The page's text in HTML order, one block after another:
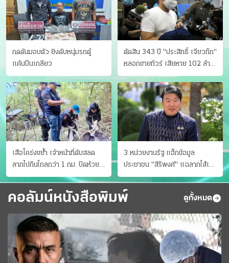
กดดันมอบตัว ยิงดับหนุ่มรถตู้
แค้นปีนเกลียว
ตัดสิน 343 ปี "ประสิทธิ์ เจียวก๊ก"
หลอกขายทัวร์ เสียหาย 102 ล้าน
มีเหยื่อ 173 คน
เสือโคร่งขย้ำ เจ้าหน้าที่ดับสลด
ลากไปกินไกลกว่า 1 กม. ปิดห้วย
ขาแข้งชั่วคราว
3 หน่วยงานรัฐ แฮ็กข้อมูล
ประชาชน "สิริพงศ์" แฉลากไส้เอง
"หนู" กอด "หนิม" สยบลือ
คอลัมน์หนังสือพิมพ์ ดูทั้งหมด